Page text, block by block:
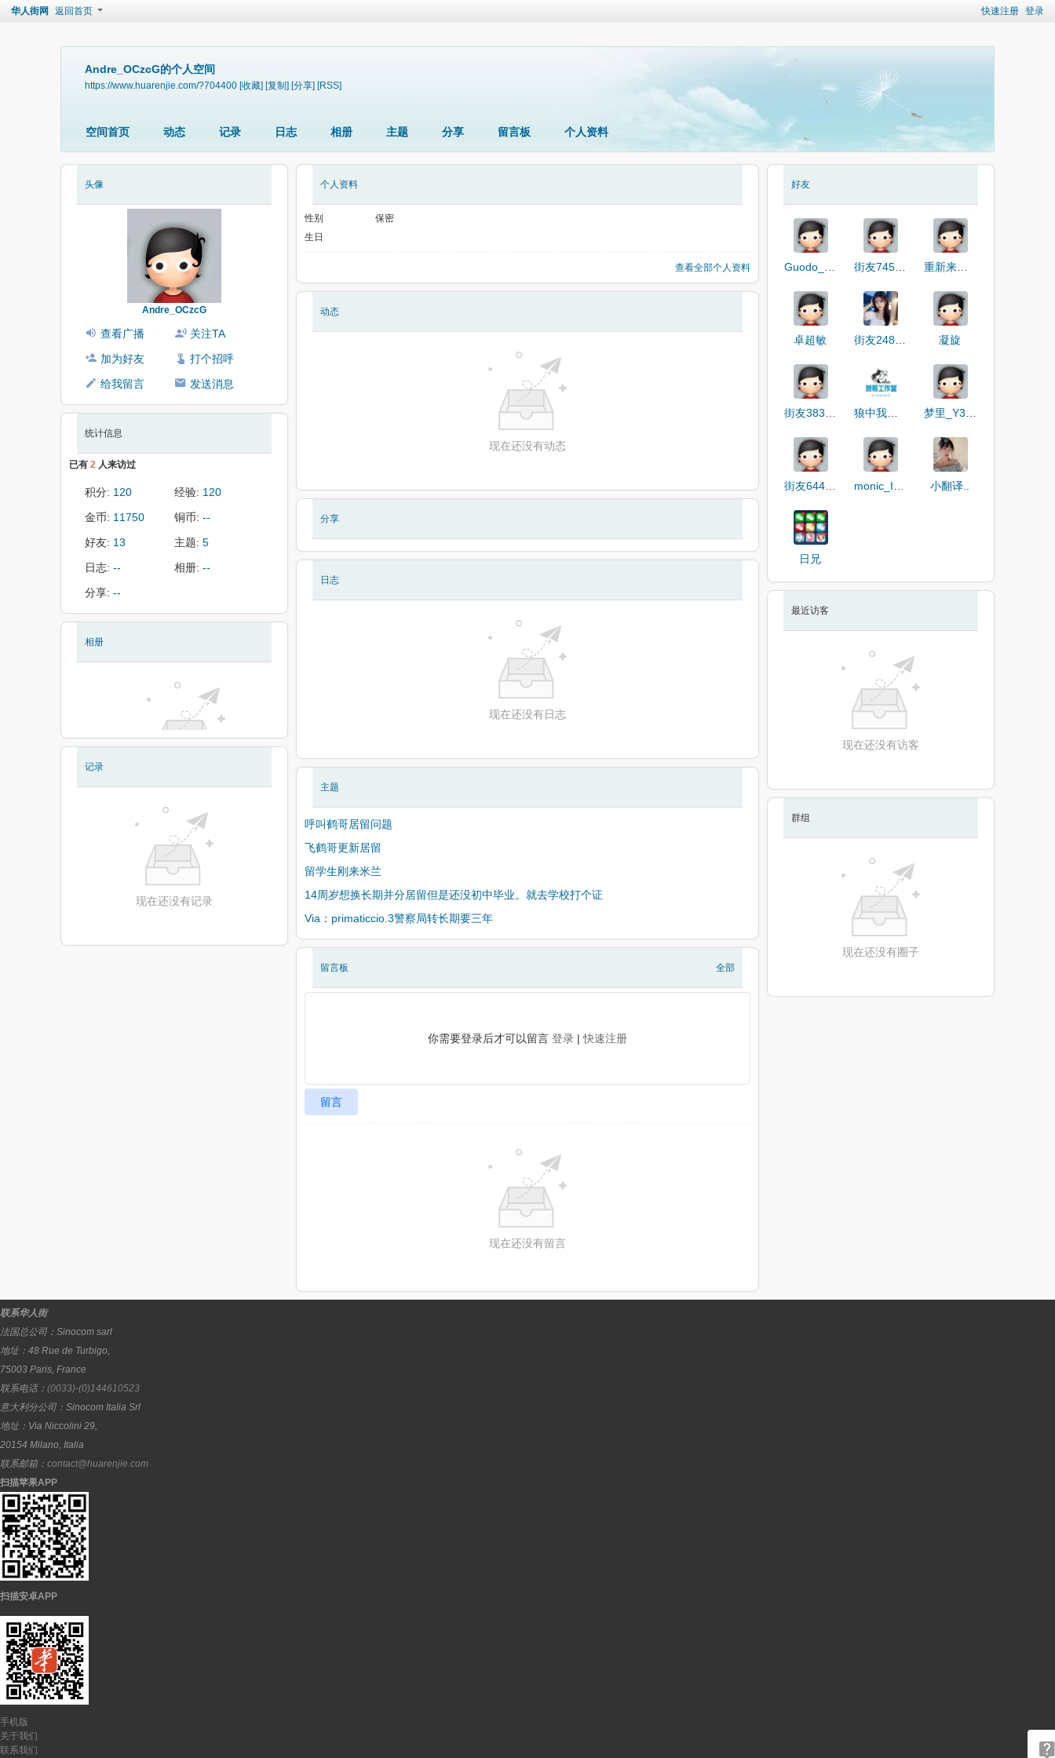
快速注册 登录
华人街网 返回首页
Andre_OCzcG的个人空间
https://www.huarenjie.com/?704400 [收藏] [复制] [分享] [RSS]
空间首页 动态 记录 日志 相册 主题 分享 留言板 个人资料
头像
Andre_OCzcG
查看广播
关注TA
加为好友
打个招呼
给我留言
发送消息
统计信息
已有 2 人来访过
积分: 120 经验: 120
金币: 11750 铜币: --
好友: 13 主题: 5
日志: -- 相册: --
分享: --
相册
记录
现在还没有记录
个人资料
性别
保密
生日
查看全部个人资料
动态
现在还没有动态
分享
日志
现在还没有日志
主题
呼叫鹤哥居留问题
飞鹤哥更新居留
留学生刚来米兰
14周岁想换长期并分居留但是还没初中毕业。就去学校打个证
Via：primaticcio.3警察局转长期要三年
留言板 全部
你需要登录后才可以留言 登录 |快速注册
留言
现在还没有留言
好友
街友74562127 重新来看看
卓超敏 街友24806206 凝旋
狼中我最色
街友64485026 小翻译..
日兄
最近访客
现在还没有访客
群组
现在还没有圈子
联系华人街
法国总公司： Sinocom sarl
地址： 48 Rue de Turbigo,
75003 Paris, France
联系电话： (0033)-(0)144610523
意大利分公司： Sinocom Italia Srl
地址： Via Niccolini 29,
20154 Milano, Italia
联系邮箱： contact@huarenjie.com
扫描苹果APP
扫描安卓APP
手机版
关于我们
联系我们